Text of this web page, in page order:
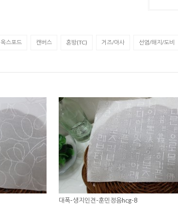
옥스포드 캔버스 혼방(TC) 거즈/아사 선염/해지/도비
대폭-생지인견-훈민정음hcg-8